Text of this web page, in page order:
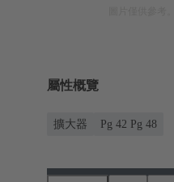
屬性概覽
擴大器 Pg 42 Pg 48